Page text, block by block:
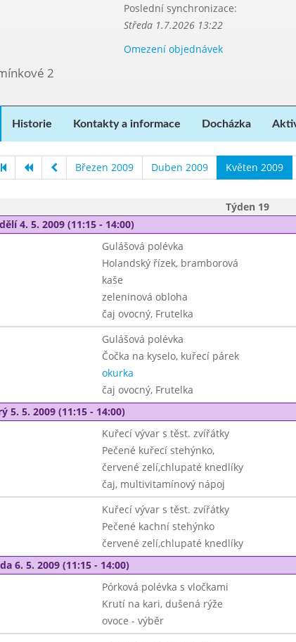
Poslední synchronizace:
Středa 1.7.2026 13:22
Omezení objednávek
2
Historie Kontakty a informace Docházka
Březen 2009 Duben 2009 Květen 2009
Týden 19
4. 5. 2009 (11:15 - 14:00)
Gulášová polévka
Holandský řízek, bramborová
kaše
zeleninová obloha
čaj ovocný, Frutelka
Gulášová polévka
Čočka na kyselo, kuřecí párek
okurka
čaj ovocný, Frutelka
5. 5. 2009 (11:15 - 14:00)
Kuřecí vývar s těst. zvířátky
Pečené kuřecí stehýnko,
červené zelí,chlupaté knedlíky
čaj, multivitamínový nápoj
Kuřecí vývar s těst. zvířátky
Pečené kachní stehýnko
červené zelí,chlupaté knedlíky
6. 5. 2009 (11:15 - 14:00)
Pórková polévka s vločkami
Krutí na kari, dušená rýže
ovoce - výběr